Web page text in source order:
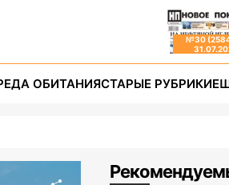
№30
ОБИТАНИЯСТАРЫЕ РУБРИКИ